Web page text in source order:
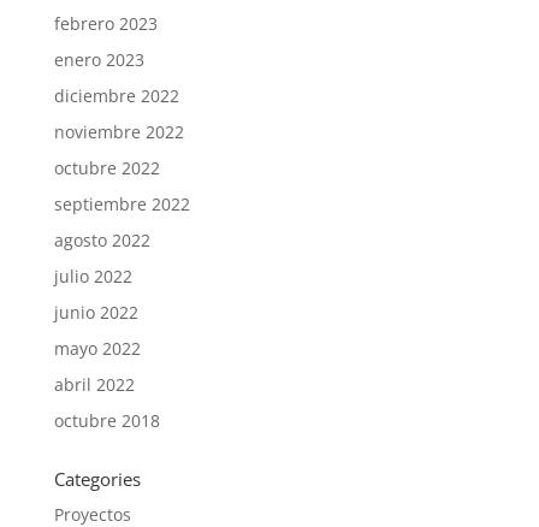
febrero 2023
enero 2023
diciembre 2022
noviembre 2022
octubre 2022
septiembre 2022
agosto 2022
julio 2022
junio 2022
mayo 2022
abril 2022
octubre 2018
Categories
Proyectos